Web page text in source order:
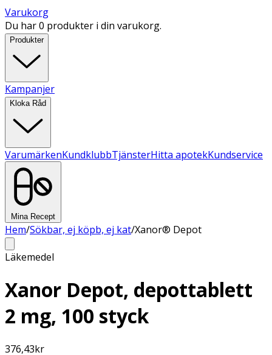
Varukorg
Du har 0 produkter i din varukorg.
Produkter
Kampanjer
Kloka Råd
VarumärkenKundklubbTjänsterHitta apotekKundservice
Mina Recept
Hem/Sökbar, ej köpb, ej kat/Xanor® Depot
Läkemedel
Xanor Depot, depottablett
2 mg, 100 styck
376,43kr